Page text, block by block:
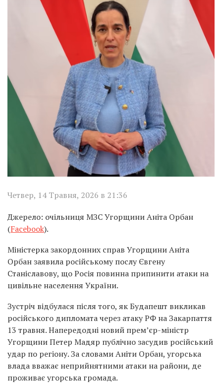
Четвер, 14 Травня, 2026 в 21:36
Джерело: очільниця МЗС Угорщини Аніта Орбан
(Facebook).
Міністерка закордонних справ Угорщини Аніта
Орбан заявила російському послу Євгену
Станіславову, що Росія повинна припинити атаки на
цивільне населення України.
Зустріч відбулася після того, як Будапешт викликав
російського дипломата через атаку РФ на Закарпаття
13 травня. Напередодні новий прем’єр-міністр
Угорщини Петер Мадяр публічно засудив російський
удар по регіону. За словами Аніти Орбан, угорська
влада вважає неприйнятними атаки на райони, де
проживає угорська громада.